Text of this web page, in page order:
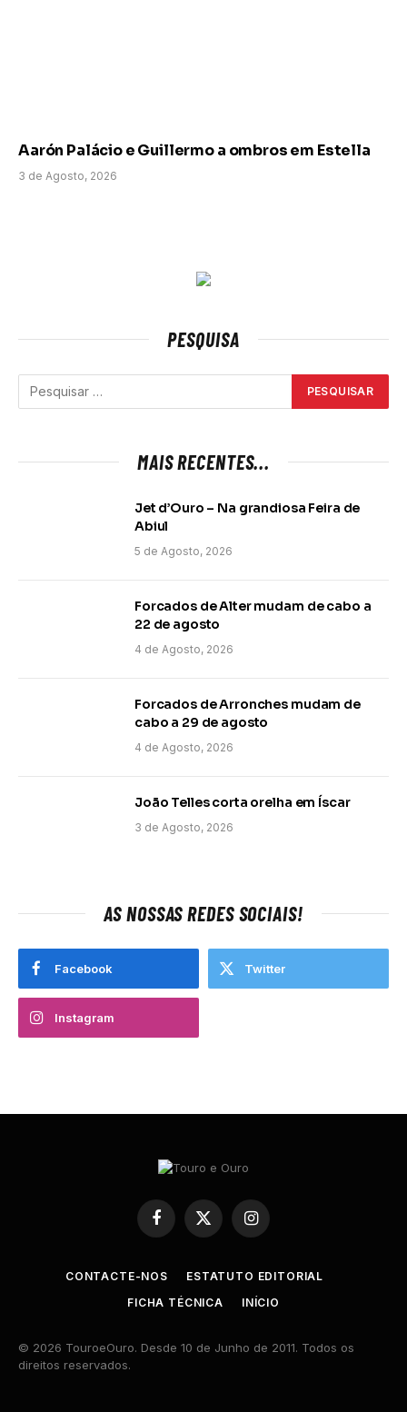
Aarón Palácio e Guillermo a ombros em Estella
3 de Agosto, 2026
PESQUISA
MAIS RECENTES...
Jet d’Ouro – Na grandiosa Feira de
Abiul
5 de Agosto, 2026
Forcados de Alter mudam de cabo a
22 de agosto
4 de Agosto, 2026
Forcados de Arronches mudam de
cabo a 29 de agosto
4 de Agosto, 2026
João Telles corta orelha em Íscar
3 de Agosto, 2026
AS NOSSAS REDES SOCIAIS!
Facebook Twitter
Instagram
Facebook
X
(Twitter)
Instagram
CONTACTE-NOS
ESTATUTO EDITORIAL
FICHA TÉCNICA
INÍCIO
© 2026 TouroeOuro. Desde 10 de Junho de 2011. Todos os
direitos reservados.